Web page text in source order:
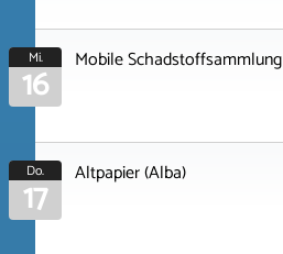
Mi.
16 Mobile Schadstoffsammlung
Do.
17 Altpapier (Alba)